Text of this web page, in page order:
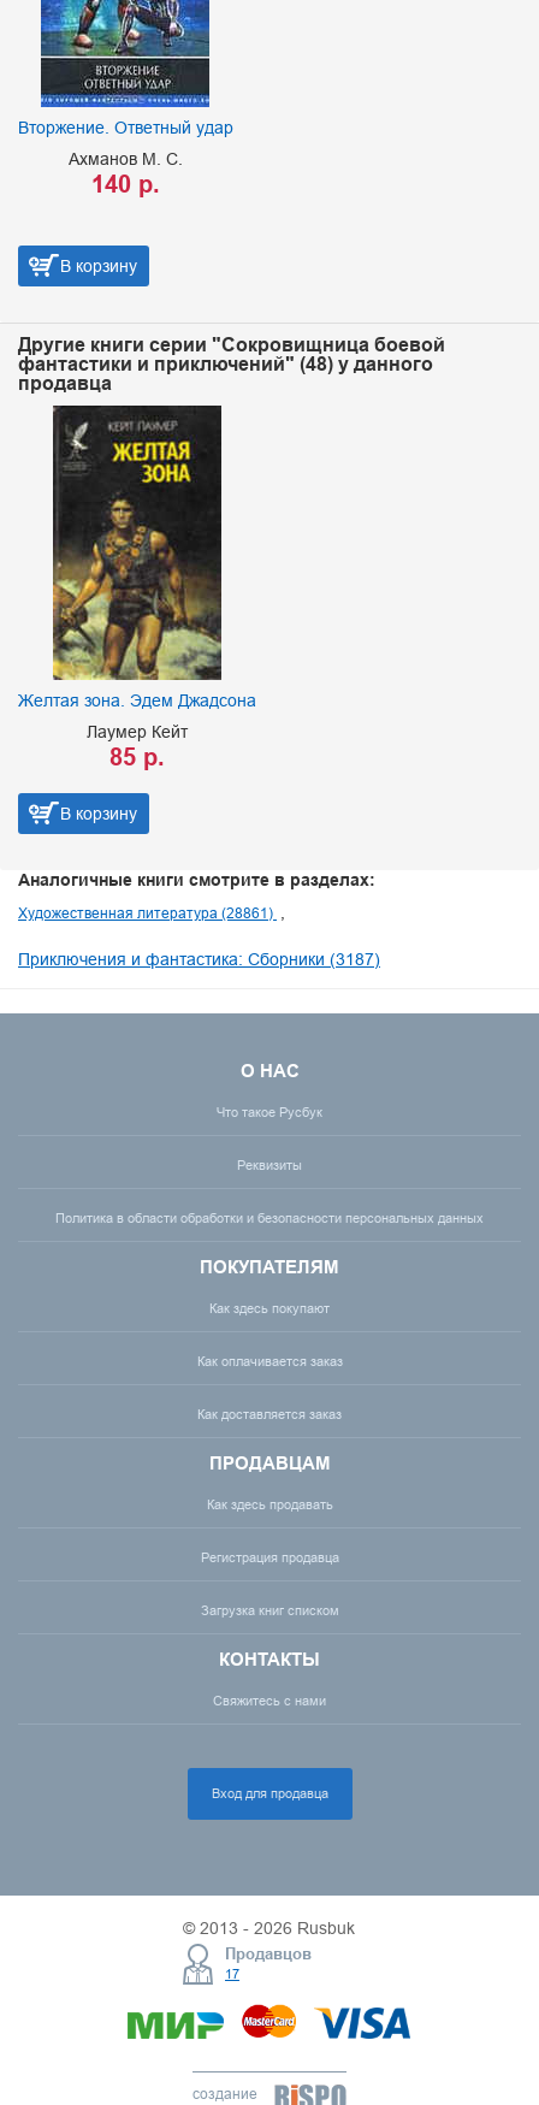
Вторжение. Ответный удар
Ахманов М. С.
140 р.
В корзину
Другие книги серии "Сокровищница боевой
фантастики и приключений" (48) у данного
продавца
Желтая зона. Эдем Джадсона
Лаумер Кейт
85 р.
В корзину
Аналогичные книги смотрите в разделах:
Художественная литература (28861)
Приключения и фантастика: Сборники (3187)
О НАС
Что такое Русбук
Реквизиты
Политика в области обработки и безопасности персональных данных
ПОКУПАТЕЛЯМ
Как здесь покупают
Как оплачивается заказ
Как доставляется заказ
ПРОДАВЦАМ
Как здесь продавать
Регистрация продавца
Загрузка книг списком
КОНТАКТЫ
Свяжитесь с нами
Вход для продавца
© 2013 - 2026 Rusbuk
Продавцов
17
создание